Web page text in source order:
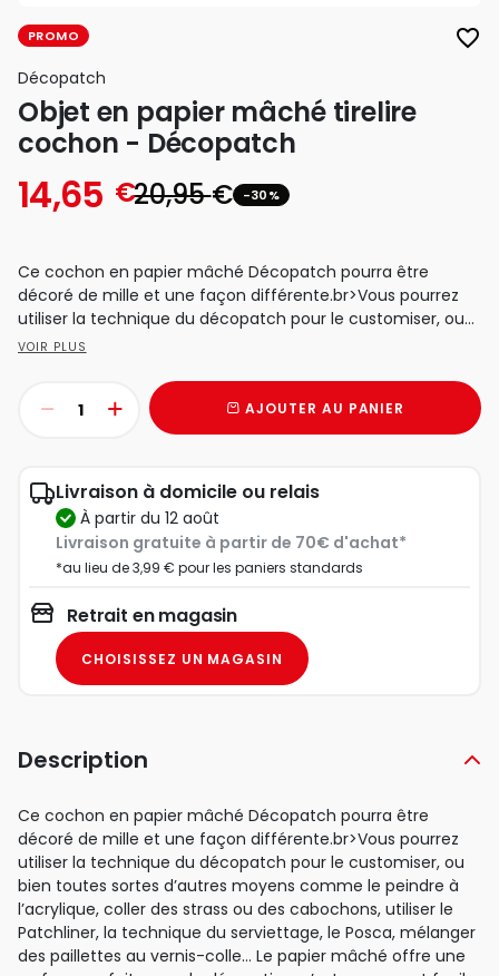
PROMO favorite_border
Décopatch
Objet en papier mâché tirelire
cochon - Décopatch
20,95€ -30%
14,65 €
Ce cochon en papier mâché Décopatch pourra être
décoré de mille et une façon différente.br>Vous pourrez
utiliser la technique du décopatch pour le customiser, ou...
VOIR PLUS
AJOUTER AU PANIER
Livraison à domicile ou relais
à partir du 12 août
Livraison gratuite à partir de 70€ d'achat*
*au lieu de 3,99 € pour les paniers standards
Retrait en magasin
CHOISISSEZ UN MAGASIN
Description
Ce cochon en papier mâché Décopatch pourra être
décoré de mille et une façon différente.br>Vous pourrez
utiliser la technique du décopatch pour le customiser, ou
bien toutes sortes d’autres moyens comme le peindre à
l’acrylique, coller des strass ou des cabochons, utiliser le
Patchliner, la technique du serviettage, le Posca, mélanger
des paillettes au vernis-colle… Le papier mâché offre une